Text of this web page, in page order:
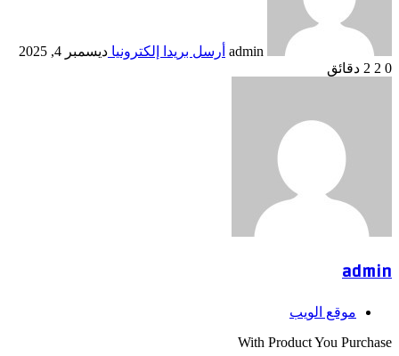
admin أرسل بريدا إلكترونيا ديسمبر 4, 2025
0
2 دقائق
admin
موقع الويب
With Product You Purchase